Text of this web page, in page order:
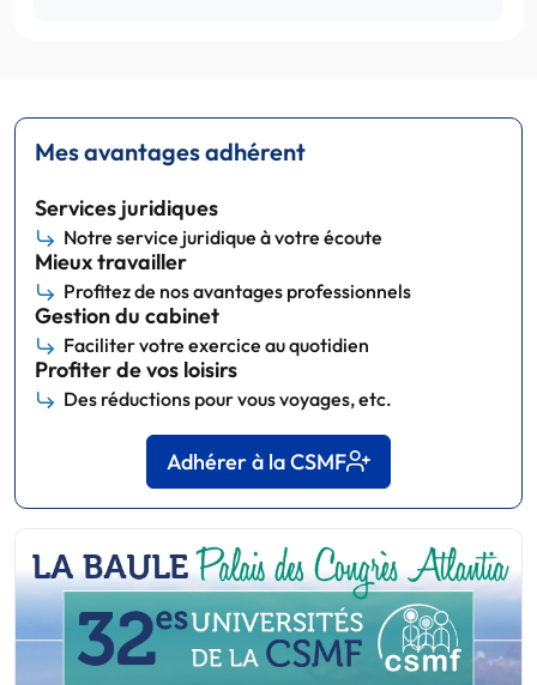
Mes avantages adhérent
Services juridiques
Notre service juridique à votre écoute
Mieux travailler
Profitez de nos avantages professionnels
Gestion du cabinet
Faciliter votre exercice au quotidien
Profiter de vos loisirs
Des réductions pour vous voyages, etc.
Adhérer à la CSMF